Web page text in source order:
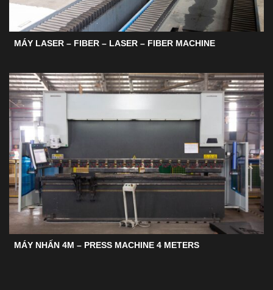
MÁY LASER – FIBER – LASER – FIBER MACHINE
MÁY NHẤN 4M – PRESS MACHINE 4 METERS